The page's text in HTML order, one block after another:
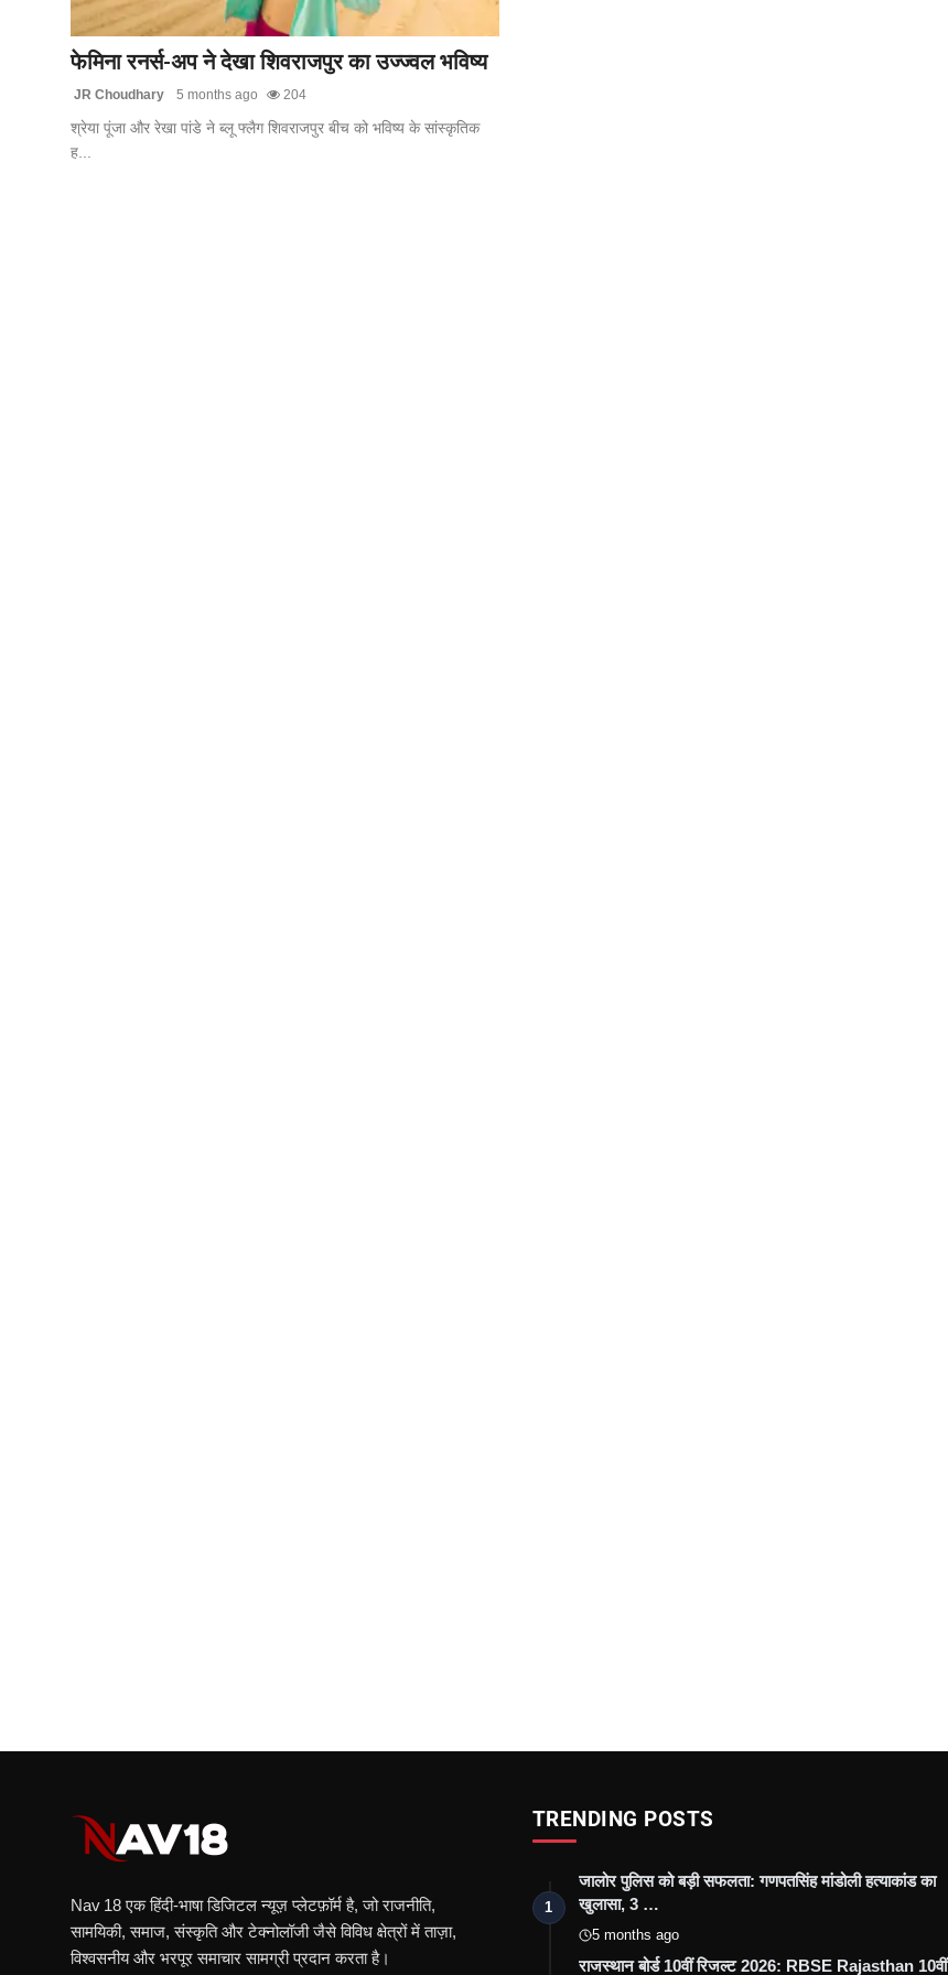
संपर्क करें
फेमिना रनर्स-अप ने देखा शिवराजपुर का उज्ज्वल भविष्य
JR Choudhary 5 months ago 204
श्रेया पूंजा और रेखा पांडे ने ब्लू फ्लैग शिवराजपुर बीच को भविष्य के सांस्कृतिक
ह...
Nav 18 एक हिंदी‑भाषा डिजिटल न्यूज़ प्लेटफ़ॉर्म है, जो राजनीति,
सामयिकी, समाज, संस्कृति और टेक्नोलॉजी जैसे विविध क्षेत्रों में ताज़ा,
विश्वसनीय और भरपूर समाचार सामग्री प्रदान करता है।
TRENDING POSTS
1
जालोर पुलिस को बड़ी सफलता: गणपतसिंह मांडोली हत्याकांड का
खुलासा, 3 …
5 months ago
राजस्थान बोर्ड 10वीं रिजल्ट 2026: RBSE Rajasthan 10वीं